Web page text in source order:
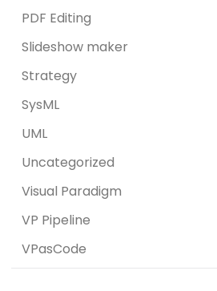
PDF Editing
Slideshow maker
Strategy
SysML
UML
Uncategorized
Visual Paradigm
VP Pipeline
VPasCode